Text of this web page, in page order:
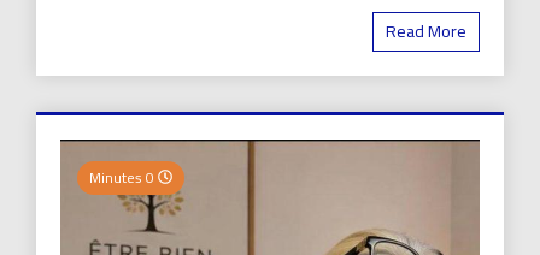
Read More